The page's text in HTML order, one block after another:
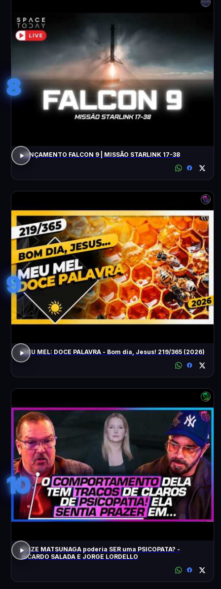
8
LANÇAMENTO FALCON 9 | MISSÃO STARLINK 17-38
9
MEU MEL: DOCE PALAVRA - Bom dia, Jesus! 219/365 (2026)
10
ELIZE MATSUNAGA poderia SER uma PSICOPATA? -
RICARDO SALADA E JORGE LORDELLO